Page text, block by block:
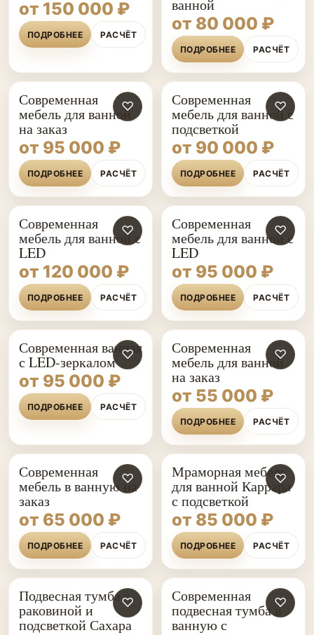
от 150 000 ₽
ПОДРОБНЕЕ РАСЧЁТ
ванной
от 80 000 ₽
ПОДРОБНЕЕ РАСЧЁТ
♡
Современная
мебель для ванной
на заказ
от 95 000 ₽
ПОДРОБНЕЕ РАСЧЁТ
♡
Современная
мебель для ванной с
подсветкой
от 90 000 ₽
ПОДРОБНЕЕ РАСЧЁТ
♡
Современная
мебель для ванной с
LED
от 120 000 ₽
ПОДРОБНЕЕ РАСЧЁТ
♡
Современная
мебель для ванной с
LED
от 95 000 ₽
ПОДРОБНЕЕ РАСЧЁТ
♡
Современная ванная
с LED-зеркалом
от 95 000 ₽
ПОДРОБНЕЕ РАСЧЁТ
♡
Современная
мебель для ванной
на заказ
от 55 000 ₽
ПОДРОБНЕЕ РАСЧЁТ
♡
Современная
мебель в ванную на
заказ
от 65 000 ₽
ПОДРОБНЕЕ РАСЧЁТ
♡
Мраморная мебель
для ванной Каррара
с подсветкой
от 85 000 ₽
ПОДРОБНЕЕ РАСЧЁТ
♡
Подвесная тумба с
раковиной и
подсветкой Сахара
♡
Современная
подвесная тумба в
ванную с